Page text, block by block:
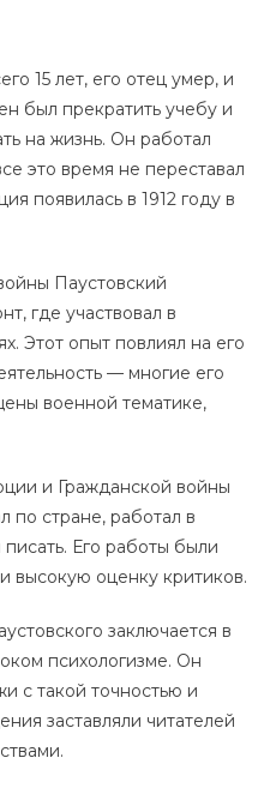
15 лет, его отец умер, и
был прекратить учебу и
на жизнь. Он работал
это время не переставал
появилась в 1912 году в
Паустовский
где участвовал в
Этот опыт повлиял на его
— многие его
военной тематике,
и Гражданской войны
по стране, работал в
Его работы были
высокую оценку критиков.
заключается в
психологизме. Он
с такой точностью и
заставляли читателей